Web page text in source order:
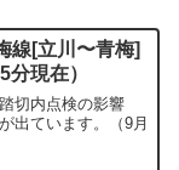
線[立川〜青梅]
分現在）
切内点検の影響
出ています。（9月